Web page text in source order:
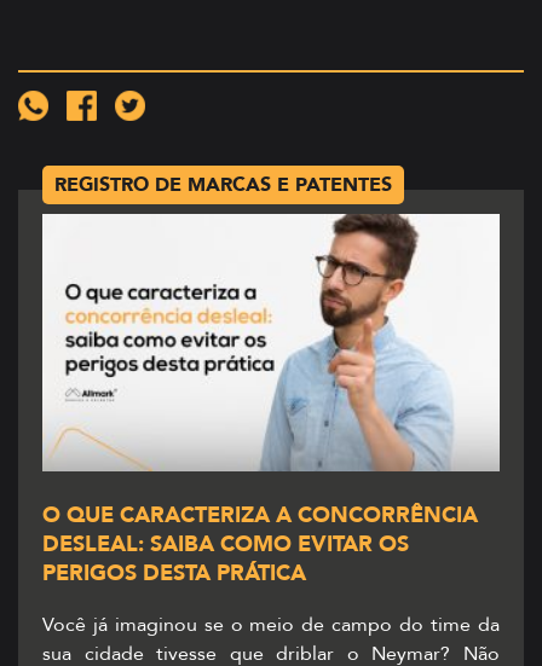
REGISTRO DE MARCAS E PATENTES
O QUE CARACTERIZA A CONCORRÊNCIA
DESLEAL: SAIBA COMO EVITAR OS
PERIGOS DESTA PRÁTICA
Você já imaginou se o meio de campo do time da
sua cidade tivesse que driblar o Neymar? Não